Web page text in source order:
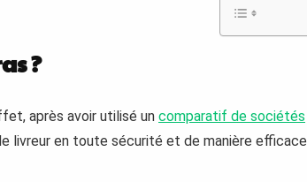
?
après avoir utilisé un comparatif de sociétés
livreur en toute sécurité et de manière efficace